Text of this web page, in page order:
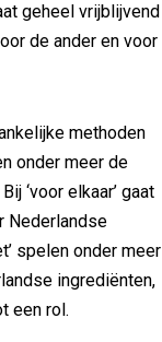
geheel vrijblijvend
de ander en voor
methoden
onder meer de
‘voor elkaar’ gaat
Nederlandse
spelen onder meer
ingrediënten,
een rol.